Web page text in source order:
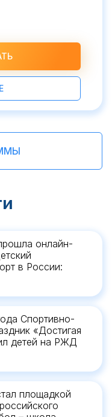
онлайн-
в России:
Спортивно-
«Достигая
детей на РЖД
площадкой